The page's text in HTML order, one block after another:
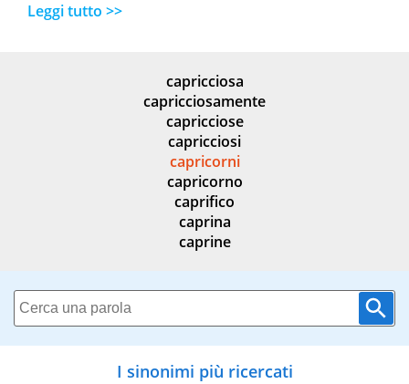
Leggi tutto >>
capricciosa
capricciosamente
capricciose
capricciosi
capricorni
capricorno
caprifico
caprina
caprine
I sinonimi più ricercati